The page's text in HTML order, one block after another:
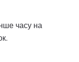
часу на